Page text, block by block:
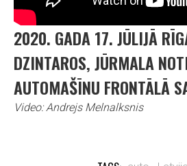
2020. GADA 17. JŪLIJĀ
DZINTAROS, JŪRMALA
AUTOMAŠĪNU FRONTĀLĀ
Video: Andrejs Melnalksnis